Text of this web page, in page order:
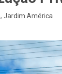
Jardim América